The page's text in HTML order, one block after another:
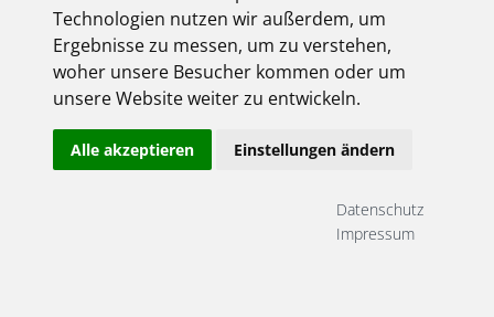
Technologien nutzen wir außerdem, um
Ergebnisse zu messen, um zu verstehen,
woher unsere Besucher kommen oder um
unsere Website weiter zu entwickeln.
Alle akzeptieren Einstellungen ändern
Datenschutz
Impressum